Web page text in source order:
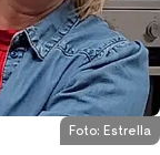
Foto: Estrella